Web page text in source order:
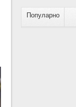
Популарно